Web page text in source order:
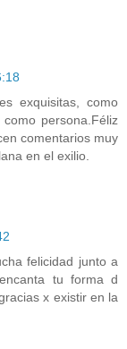
exquisitas, como
persona.Féliz
comentarios muy
en el exilio.
felicidad junto a
tu forma d
x existir en la